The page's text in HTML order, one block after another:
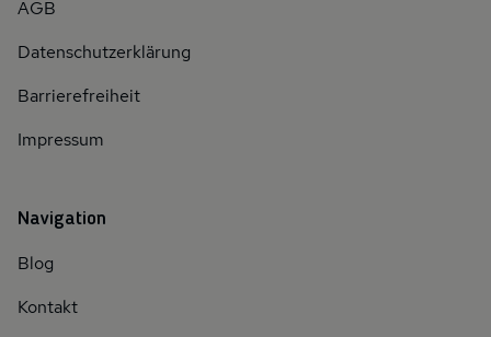
AGB
Datenschutzerklärung
Barrierefreiheit
Impressum
Navigation
Blog
Kontakt